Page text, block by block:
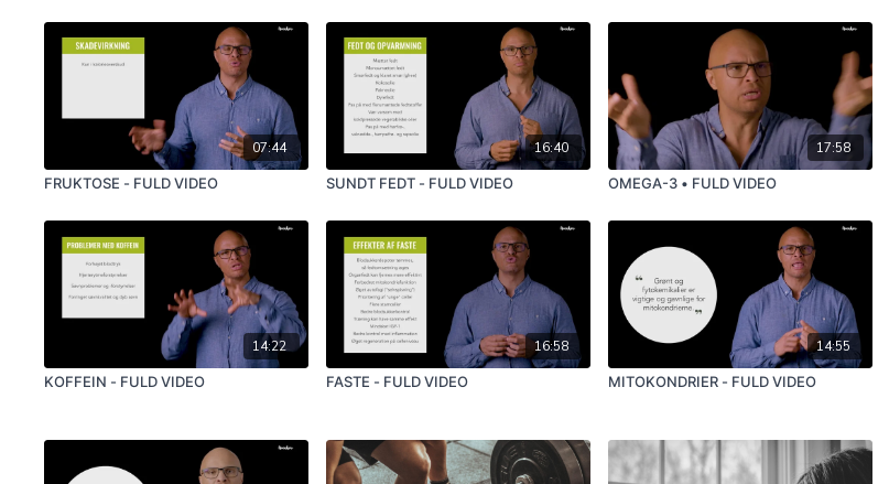
07:44
FRUKTOSE - FULD VIDEO
16:40
SUNDT FEDT - FULD VIDEO
17:58
OMEGA-3 • FULD VIDEO
14:22
KOFFEIN - FULD VIDEO
16:58
FASTE - FULD VIDEO
14:55
MITOKONDRIER - FULD VIDEO